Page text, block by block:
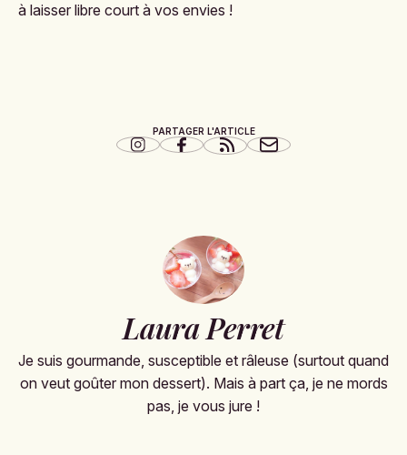
à laisser libre court à vos envies !
PARTAGER L'ARTICLE
Laura Perret
Je suis gourmande, susceptible et râleuse (surtout quand
on veut goûter mon dessert). Mais à part ça, je ne mords
pas, je vous jure !